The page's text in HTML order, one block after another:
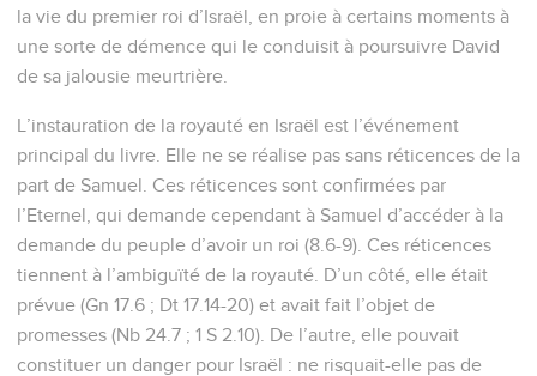
la vie du premier roi d’Israël, en proie à certains moments à
une sorte de démence qui le conduisit à poursuivre David
de sa jalousie meurtrière.
L’instauration de la royauté en Israël est l’événement
principal du livre. Elle ne se réalise pas sans réticences de la
part de Samuel. Ces réticences sont confirmées par
l’Eternel, qui demande cependant à Samuel d’accéder à la
demande du peuple d’avoir un roi (8.6-9). Ces réticences
tiennent à l’ambiguïté de la royauté. D’un côté, elle était
prévue (Gn 17.6 ; Dt 17.14-20) et avait fait l’objet de
promesses (Nb 24.7 ; 1 S 2.10). De l’autre, elle pouvait
constituer un danger pour Israël : ne risquait-elle pas de